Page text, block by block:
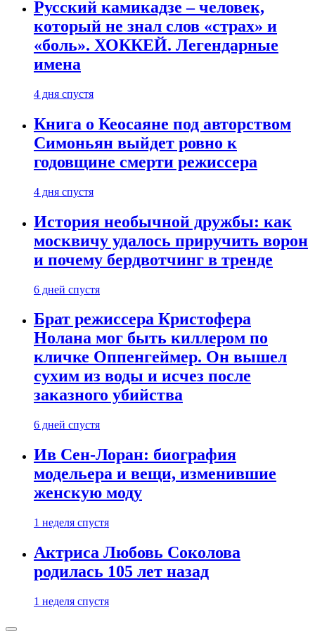
Русский камикадзе – человек,
который не знал слов «страх» и
«боль». ХОККЕЙ. Легендарные
имена
4 дня спустя
Книга о Кеосаяне под авторством
Симоньян выйдет ровно к
годовщине смерти режиссера
4 дня спустя
История необычной дружбы: как
москвичу удалось приручить ворон
и почему бердвотчинг в тренде
6 дней спустя
Брат режиссера Кристофера
Нолана мог быть киллером по
кличке Оппенгеймер. Он вышел
сухим из воды и исчез после
заказного убийства
6 дней спустя
Ив Сен-Лоран: биография
модельера и вещи, изменившие
женскую моду
1 неделя спустя
Актриса Любовь Соколова
родилась 105 лет назад
1 неделя спустя